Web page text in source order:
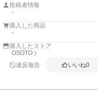
投稿者情報
-
購入した商品
-
購入したストア
OSOTO
違反報告
いいね0